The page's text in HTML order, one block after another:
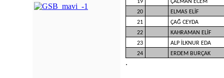
19
ÇALMAN ECEM
20
ELMAS ELİF
21
ÇAĞ CEYDA
22
KAHRAMAN ELİF
23
ALP İLKNUR EDA
24
ERDEM BURÇAK
.